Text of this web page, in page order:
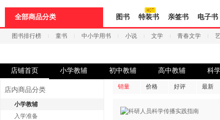
全部商品分类 图书 特装书 亲签书 电子书
图书排行榜 童书 中小学用书 小说 文学 青春文学
店铺首页 小学教辅 初中教辅 高中教辅 科
店内商品分类
小学教辅
入学准备
销量 价格 好评 最新
页
浪
键
打